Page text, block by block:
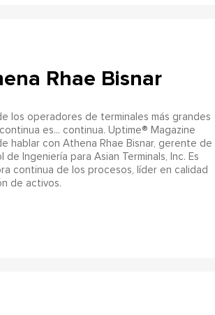
Rhae Bisnar
los operadores de terminales más grandes
es... continua. Uptime® Magazine
hablar con Athena Rhae Bisnar, gerente de
de Ingeniería para Asian Terminals, Inc. Es
continua de los procesos, líder en calidad
de activos.